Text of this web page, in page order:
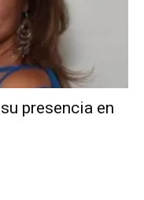
presencia en